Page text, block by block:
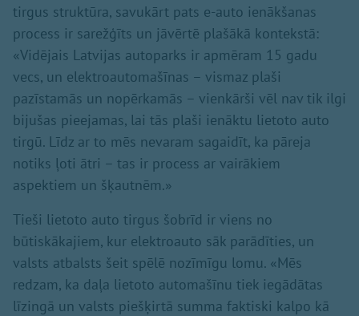
tirgus struktūra, savukārt pats e-auto ienākšanas
process ir sarežģīts un jāvērtē plašākā kontekstā:
«Vidējais Latvijas autoparks ir apmēram 15 gadu
vecs, un elektroautomašīnas – vismaz plaši
pazīstamās un nopērkamās – vienkārši vēl nav tik ilgi
bijušas pieejamas, lai tās plaši ienāktu lietoto auto
tirgū. Līdz ar to mēs nevaram sagaidīt, ka pāreja
notiks ļoti ātri – tas ir process ar vairākiem
aspektiem un šķautnēm.»
Tieši lietoto auto tirgus šobrīd ir viens no
būtiskākajiem, kur elektroauto sāk parādīties, un
valsts atbalsts šeit spēlē nozīmīgu lomu. «Mēs
redzam, ka daļa lietoto automašīnu tiek iegādātas
līzingā un valsts piešķirtā summa faktiski kalpo kā